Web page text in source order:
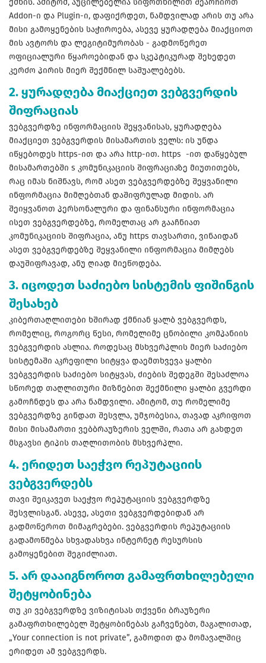
ქმნის. ამიტომ, აუცილებელია სიფრთხილით შეარჩიოთ
Addon-ი და Plugin-ი, დაფიქრდეთ, ნამდვილად არის თუ არა
მისი გამოყენების საჭიროება, ასევე ყურადღება მიაქციოთ
მის ავტორს და ლეგიტიმურობას - გადმოწერეთ
ოფიციალური წყაროებიდან და სკეპტიკურად შეხედეთ
კერძო პირის მიერ შექმნილ საშუალებებს.
2. ყურადღება მიაქციეთ ვებგვერდის
შიფრაციას
ვებგვერდზე ინფორმაციის შეყვანისას, ყურადღება
მიაქციეთ ვებგვერდის მისამართის ველს: ის უნდა
იწყებოდეს https-ით და არა http-ით. https -ით დაწყებულ
მისამართებში s კომუნიკაციის შიფრაციაზე მიუთითებს,
რაც იმას ნიშნავს, რომ ასეთ ვებგვერდებზე შეყვანილი
ინფორმაცია მიმღებთან დაშიფრულად მიდის. არ
შეიყვანოთ პერსონალური და ფინანსური ინფორმაცია
ისეთ ვებგვერდებზე, რომელთაც არ გააჩნიათ
კომუნიკაციის შიფრაცია, ანუ https თავსართი, ვინაიდან
ასეთ ვებგვერდებზე შეყვანილი ინფორმაცია მიმღებს
დაუშიფრავად, ანუ ღიად მიეწოდება.
3. იცოდეთ საძიებო სისტემის ფიშინგის
შესახებ
კიბერთაღლითები ხშირად ქმნიან ყალბ ვებგვერდს,
რომელიც, როგორც წესი, რომელიმე ცნობილი კომპანიის
ვებგვერდის ასლია. როდესაც მსხვერპლის მიერ საძიებო
სისტემაში აკრეფილი სიტყვა დაემთხვევა ყალბი
ვებგვერდის საძიებო სიტყვას, ძიების შედეგში შესაძლოა
სწორედ თაღლითური მიზნებით შექმნილი ყალბი გვერდი
გამოჩნდეს და არა ნამდვილი. ამიტომ, თუ რომელიმე
ვებგვერდზე გინდათ შესვლა, უმჯობესია, თავად აკრიფოთ
მისი მისამართი ვებბრაუზერის ველში, რათა არ გახდეთ
მსგავსი ტიპის თაღლითობის მსხვერპლი.
4. ერიდეთ საეჭვო რეპუტაციის
ვებგვერდებს
თავი შეიკავეთ საეჭვო რეპუტაციის ვებგვერდზე
შესვლისგან. ასევე, ასეთი ვებგვერდებიდან არ
გადმოწეროთ მიმაგრებები. ვებგვერდის რეპუტაციის
გადამოწმება სხვადასხვა ინტერნეტ რესურსის
გამოყენებით შეგიძლიათ.
5. არ დააიგნოროთ გამაფრთხილებელი
შეტყობინება
თუ კი ვებგვერდზე ვიზიტისას თქვენი ბრაუზერი
გამაფრთხილებელ შეტყობინებას გაჩვენებთ, მაგალითად,
„Your connection is not private”, გამოდით და მომავალშიც
ერიდეთ ამ ვებგვერდს.